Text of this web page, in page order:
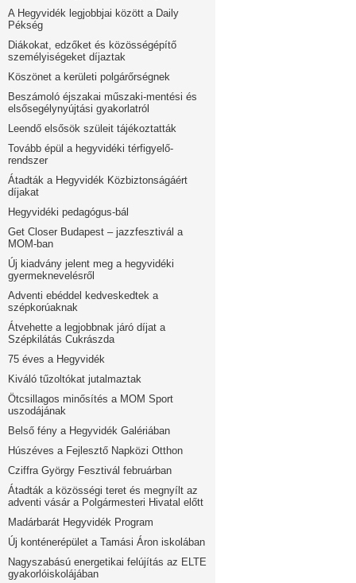
A Hegyvidék legjobbjai között a Daily
Pékség
Diákokat, edzőket és közösségépítő
személyiségeket díjaztak
Köszönet a kerületi polgárőrségnek
Beszámoló éjszakai műszaki-mentési és
elsősegélynyújtási gyakorlatról
Leendő elsősök szüleit tájékoztatták
Tovább épül a hegyvidéki térfigyelő-
rendszer
Átadták a Hegyvidék Közbiztonságáért
díjakat
Hegyvidéki pedagógus-bál
Get Closer Budapest – jazzfesztivál a
MOM-ban
Új kiadvány jelent meg a hegyvidéki
gyermeknevelésről
Adventi ebéddel kedveskedtek a
szépkorúaknak
Átvehette a legjobbnak járó díjat a
Szépkilátás Cukrászda
75 éves a Hegyvidék
Kiváló tűzoltókat jutalmaztak
Ötcsillagos minősítés a MOM Sport
uszodájának
Belső fény a Hegyvidék Galériában
Húszéves a Fejlesztő Napközi Otthon
Cziffra György Fesztivál februárban
Átadták a közösségi teret és megnyílt az
adventi vásár a Polgármesteri Hivatal előtt
Madárbarát Hegyvidék Program
Új konténerépület a Tamási Áron iskolában
Nagyszabású energetikai felújítás az ELTE
gyakorlóiskolájában